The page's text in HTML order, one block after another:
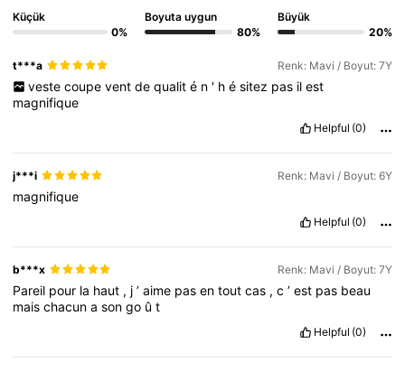
Küçük
0%
Boyuta uygun
80%
Büyük
20%
t***a Renk: Mavi / Boyut: 7Y
veste coupe vent de qualit é n ' h é sitez pas il est
magnifique
Helpful (0)
j***i Renk: Mavi / Boyut: 6Y
magnifique
Helpful (0)
b***x Renk: Mavi / Boyut: 7Y
Pareil pour la haut , j’aime pasentoutcas ,c’est pas beau
maischacunasongo ût
Helpful (0)